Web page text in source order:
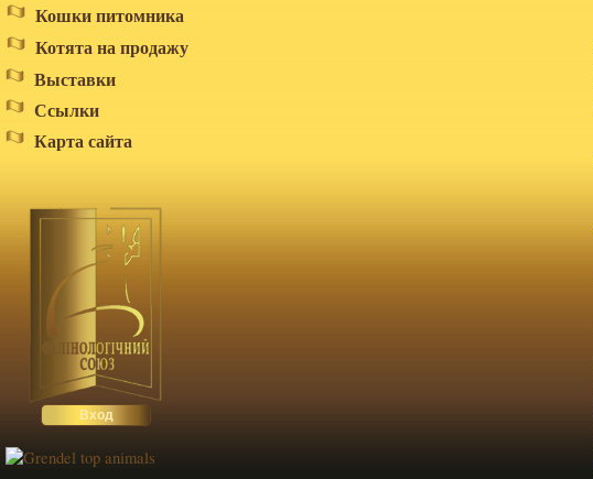
Кошки питомника
Котята на продажу
Выставки
Ссылки
Карта сайта